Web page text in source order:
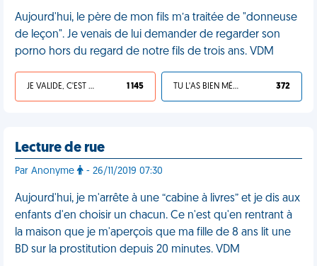
Aujourd'hui, le père de mon fils m’a traitée de "donneuse
de leçon". Je venais de lui demander de regarder son
porno hors du regard de notre fils de trois ans. VDM
JE VALIDE, C'EST UNE VDM 1 145 TU L'AS BIEN MÉRITÉ 372
Lecture de rue
Par Anonyme - 26/11/2019 07:30
Aujourd'hui, je m'arrête à une “cabine à livres” et je dis aux
enfants d'en choisir un chacun. Ce n'est qu'en rentrant à
la maison que je m'aperçois que ma fille de 8 ans lit une
BD sur la prostitution depuis 20 minutes. VDM